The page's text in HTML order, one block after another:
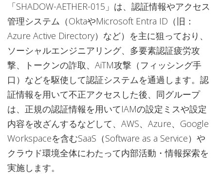
「SHADOW-AETHER-015」は、認証情報やアクセス
管理システム（OktaやMicrosoft Entra ID（旧：
Azure Active Directory）など）を主に狙っており、
ソーシャルエンジニアリング、多要素認証疲労攻
撃、トークンの詐取、AiTM攻撃（フィッシング手
口）などを駆使して認証システムを通過します。認
証情報を用いて不正アクセスした後、同グループ
は、正規の認証情報を用いてIAMの設定ミスや設定
内容を改ざんするなどして、AWS、Azure、Google
Workspaceを含むSaaS（Software as a Service）や
クラウド環境全体にわたって内部活動・情報探索を
実施します。